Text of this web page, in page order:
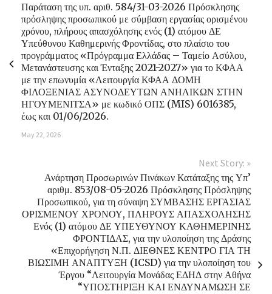
Παράταση της υπ. αριθ. 584/31-03-2026 Πρόσκλησης
πρόσληψης προσωπικού με σύμβαση εργασίας ορισμένου
χρόνου, πλήρους απασχόλησης ενός (1) ατόμου ΔΕ
Υπεύθυνου Καθημερινής Φροντίδας, στο πλαίσιο του
προγράμματος «Πρόγραμμα Ελλάδας – Ταμείο Ασύλου,
Μετανάστευσης και Ένταξης 2021-2027» για το ΚΦΑΑ
με την επωνυμία «Λειτουργία ΚΦΑΑ ΔΟΜΗ
ΦΙΛΟΞΕΝΙΑΣ ΑΣΥΝΟΔΕΥΤΩΝ ΑΝΗΛΙΚΩΝ ΣΤΗΝ
ΗΓΟΥΜΕΝΙΤΣΑ» με κωδικό ΟΠΣ (MIS) 6016385,
έως και 01/06/2026.
May 22, 2026
Next Story: »
Ανάρτηση Προσωρινών Πινάκων Κατάταξης της Υπ’
αριθμ. 853/08-05-2026 Πρόσκλησης Πρόσληψης
Προσωπικού, για τη σύναψη ΣΥΜΒΑΣΗΣ ΕΡΓΑΣΙΑΣ
ΟΡΙΣΜΕΝΟΥ ΧΡΟΝΟΥ, ΠΛΗΡΟΥΣ ΑΠΑΣΧΟΛΗΣΗΣ
Ενός (1) ατόμου ΔΕ ΥΠΕΥΘΥΝΟΥ ΚΑΘΗΜΕΡΙΝΗΣ
ΦΡΟΝΤΙΔΑΣ, για την υλοποίηση της Δράσης
«Επιχορήγηση Ν.Π. ΔΙΕΘΝΕΣ ΚΕΝΤΡΟ ΓΙΑ ΤΗ
ΒΙΩΣΙΜΗ ΑΝΑΠΤΥΞΗ (ICSD) για την υλοποίηση του
Έργου “Λειτουργία Μονάδας ΕΔΗΔ στην Αθήνα
“ΥΠΟΣΤΗΡΙΞΗ ΚΑΙ ΕΝΔΥΝΑΜΩΣΗ ΣΕ